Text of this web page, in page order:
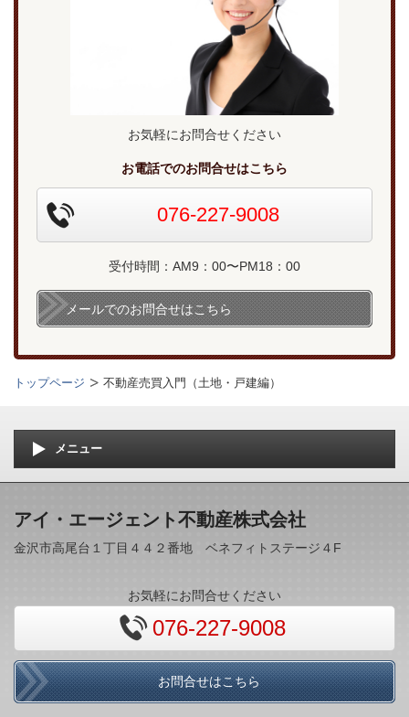
お気軽にお問合せください
お電話でのお問合せはこちら
076-227-9008
受付時間：AM9：00〜PM18：00
メールでのお問合せはこちら
トップページ 不動産売買入門（土地・戸建編）
メニュー
アイ・エージェント不動産株式会社
金沢市高尾台１丁目４４２番地 ベネフィトステージ４F
お気軽にお問合せください
076-227-9008
お問合せはこちら